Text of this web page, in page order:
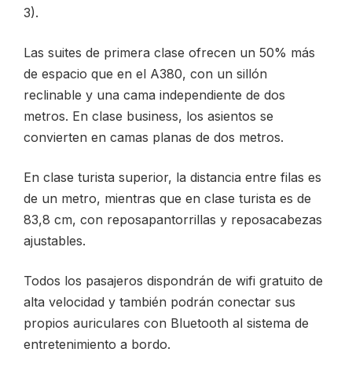
3).
Las suites de primera clase ofrecen un 50% más
de espacio que en el A380, con un sillón
reclinable y una cama independiente de dos
metros. En clase business, los asientos se
convierten en camas planas de dos metros.
En clase turista superior, la distancia entre filas es
de un metro, mientras que en clase turista es de
83,8 cm, con reposapantorrillas y reposacabezas
ajustables.
Todos los pasajeros dispondrán de wifi gratuito de
alta velocidad y también podrán conectar sus
propios auriculares con Bluetooth al sistema de
entretenimiento a bordo.